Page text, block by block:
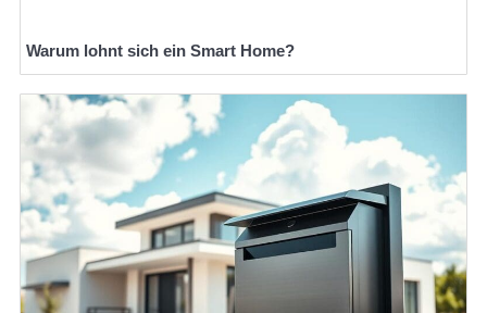
Warum lohnt sich ein Smart Home?